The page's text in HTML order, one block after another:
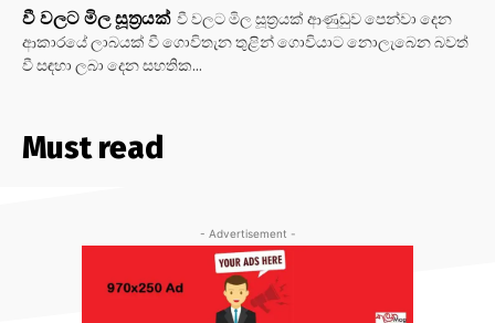
වී වලට මිල සූත්‍රයක් වී වලට මිල සූත්‍රයක් ආණුඩුව පෙන්වා දෙන
ආකාරයේ ලාබයක් වී ගොවිතැන තුළින් ගොවියාට නොලැබෙන බවත්
වී සඳහා ලබා දෙන සහතික...
Must read
- Advertisement -